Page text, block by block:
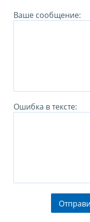
Ваше сообщение:
Ошибка в тексте: